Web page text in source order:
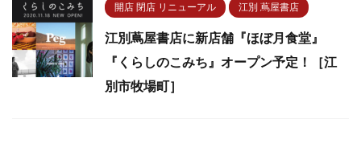
開店 閉店 リニューアル 江別 蔦屋書店
江別蔦屋書店に新店舗『ほぼ月食堂』
『くらしのこみち』オープン予定！［江
別市牧場町］